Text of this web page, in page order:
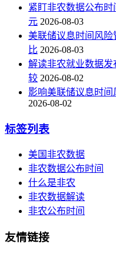
紧盯非农数据公布
元 2026-08-03
美联储议息时间风
比 2026-08-03
解读非农就业数据
较 2026-08-02
影响美联储议息时
2026-08-02
标签列表
美国非农数据
非农数据公布时间
什么是非农
非农数据解读
非农公布时间
友情链接